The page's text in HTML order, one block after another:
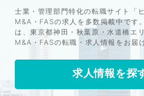
士業・管理部門特化の転職サイト「
M&A・FASの求人を多数掲載中です
は、東京都神田・秋葉原・水道橋エ
M&A・FASの転職・求人情報をお届
求人情報を探